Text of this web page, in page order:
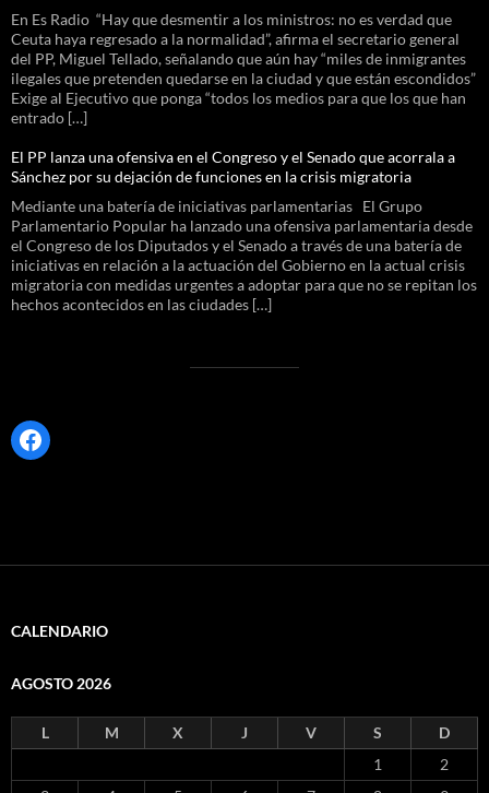
En Es Radio “Hay que desmentir a los ministros: no es verdad que
Ceuta haya regresado a la normalidad”, afirma el secretario general
del PP, Miguel Tellado, señalando que aún hay “miles de inmigrantes
ilegales que pretenden quedarse en la ciudad y que están escondidos”
Exige al Ejecutivo que ponga “todos los medios para que los que han
entrado […]
El PP lanza una ofensiva en el Congreso y el Senado que acorrala a
Sánchez por su dejación de funciones en la crisis migratoria
Mediante una batería de iniciativas parlamentarias El Grupo
Parlamentario Popular ha lanzado una ofensiva parlamentaria desde
el Congreso de los Diputados y el Senado a través de una batería de
iniciativas en relación a la actuación del Gobierno en la actual crisis
migratoria con medidas urgentes a adoptar para que no se repitan los
hechos acontecidos en las ciudades […]
Facebook
CALENDARIO
AGOSTO 2026
L M X J V S
D
1
2